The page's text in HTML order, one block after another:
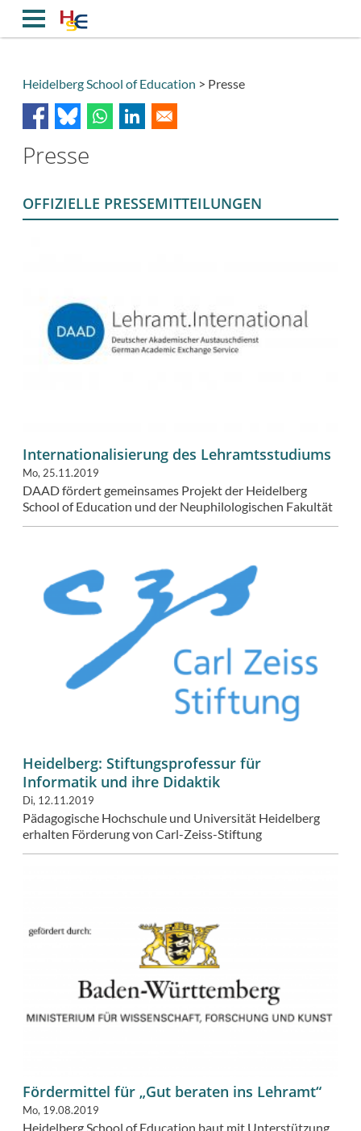
Inhalt
Breadcrumb
Heidelberg School of Education Presse
Presse
OFFIZIELLE PRESSEMITTEILUNGEN
Internationalisierung des Lehramtsstudiums
Mo, 25.11.2019
DAAD fördert gemeinsames Projekt der Heidelberg
School of Education und der Neuphilologischen Fakultät
Heidelberg: Stiftungsprofessur für
Informatik und ihre Didaktik
Di, 12.11.2019
Pädagogische Hochschule und Universität Heidelberg
erhalten Förderung von Carl-Zeiss-Stiftung
Fördermittel für „Gut beraten ins Lehramt“
Mo, 19.08.2019
Heidelberg School of Education baut mit Unterstützung